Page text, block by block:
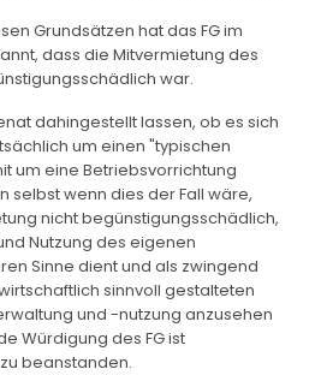
Grundsätzen hat das FG im
dass die Mitvermietung des
war.
dahingestellt lassen, ob es sich
um einen "typischen
um eine Betriebsvorrichtung
selbst wenn dies der Fall wäre,
nicht begünstigungsschädlich,
Nutzung des eigenen
Sinne dient und als zwingend
sinnvoll gestalteten
und -nutzung anzusehen
Würdigung des FG ist
beanstanden.